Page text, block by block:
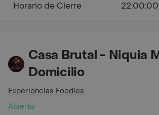
Horario de Cierre 22:00:00
Casa Brutal - Niquia
Domicilio
Experiencias Foodies
Abierto